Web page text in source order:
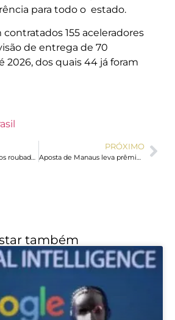
para todo o estado.
contratados 155 aceleradores
de entrega de 70
dos quais 44 já foram
PRÓXIMO
também